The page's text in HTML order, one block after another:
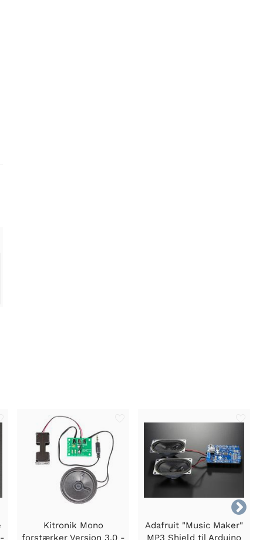

Kitronik Mono
forstærker Version 3.0 -
Adafruit "Music Maker"
MP3 Shield til Arduino